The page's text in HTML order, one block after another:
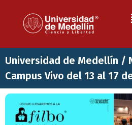
Universidad de Medellín /
Campus Vivo del 13 al 17